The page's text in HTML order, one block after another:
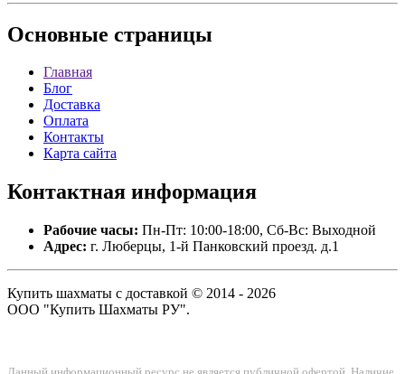
Основные страницы
Главная
Блог
Доставка
Оплата
Контакты
Карта сайта
Контактная информация
Рабочие часы: Пн-Пт: 10:00-18:00, Сб-Вс: Выходной
Адрес: г. Люберцы, 1-й Панковский проезд. д.1
Купить шахматы с доставкой © 2014 - 2026
ООО "Купить Шахматы РУ".